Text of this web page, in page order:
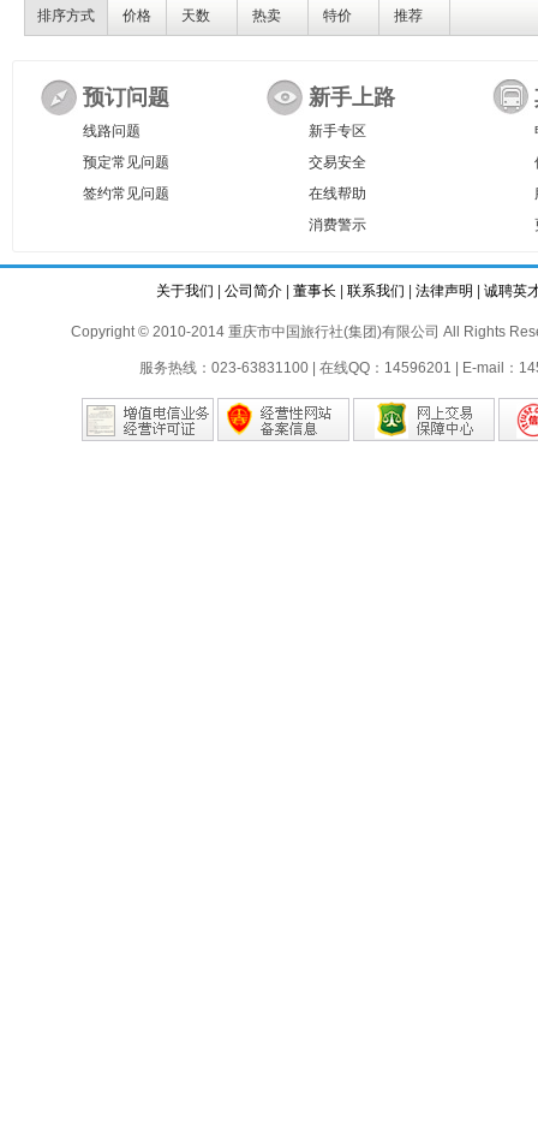
排序方式 价格 天数 热卖 特价 推荐
预订问题
线路问题
预定常见问题
签约常见问题
新手上路
新手专区
交易安全
在线帮助
消费警示
关于我们 公司简介 董事长 联系我们 法律声明 诚聘英
Copyright © 2010-2014 重庆市中国旅行社(集团)有限公司 All Rights
服务热线：023-63831100 | 在线QQ：14596201 | E-mail：